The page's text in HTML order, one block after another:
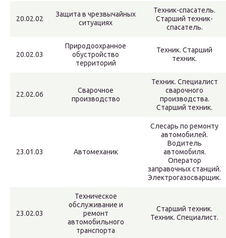
20.02.02
Защита в чрезвычайных
ситуациях
Техник-спасатель.
Старший техник-
спасатель.
20.02.03
Природоохранное
обустройство
территорий
Техник. Старший
техник.
22.02.06
Сварочное
производство
Техник. Специалист
сварочного
производства.
Старший техник.
23.01.03 Автомеханик
Слесарь по ремонту
автомобилей.
Водитель
автомобиля.
Оператор
заправочных станций.
Электрогазосварщик.
23.02.03
Техническое
обслуживание и
ремонт
автомобильного
транспорта
Старший техник.
Техник. Специалист.